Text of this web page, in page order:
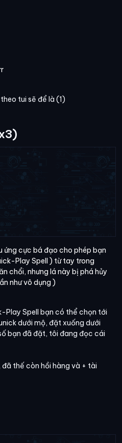
tui sẽ để là (1)
ứng cực bá đạo cho phép bạn
Play Spell ) từ tay trong
chổi, nhưng lá này bị phá hủy
như vô dụng )
Play Spell bạn có thể chọn tới
dưới mộ, đặt xuống dưới
bạn đã đặt, tôi đang đọc cái
thế còn hồi hàng và + tài